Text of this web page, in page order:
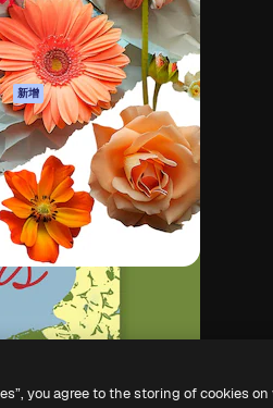
新增
政策
評論
工作機會
搜索趨勢
博客
聚會活動
Slidesgo
出售內容
新聞室
正在尋找
you agree to the storing of cookies